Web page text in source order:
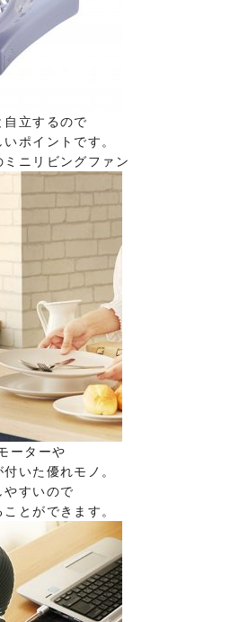
立するので
ポイントです。
ニリビングファン
ーターや
いた優れモノ。
やすいので
とができます。